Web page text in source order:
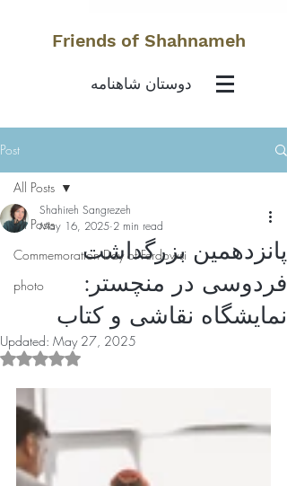
Friends of Shahnameh
دوستان شاهنامه
Post
All Posts
Commemoration Day of Ferdowsi
photo
All Posts
پانزدهمین بزرگداشت
فردوسی در منچستر:
نمایشگاه نقاشی و کتاب
Shahireh Sangrezeh
May 16, 2025 2 min read
Updated: May 27, 2025
Rated NaN out of 5 stars.